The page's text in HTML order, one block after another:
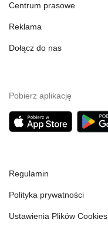
Centrum prasowe
Reklama
Dołącz do nas
Pobierz aplikację
Regulamin
Polityka prywatności
Ustawienia Plików Cookies